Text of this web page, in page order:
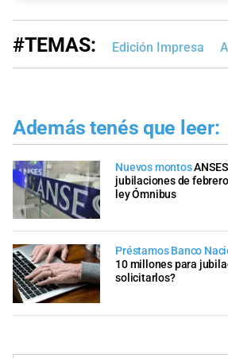
#TEMAS: Edición Impresa
Además tenés que leer:
Nuevos montos
jubilaciones de
ley Ómnibus
Préstamos Banco
10 millones para
solicitarlos?